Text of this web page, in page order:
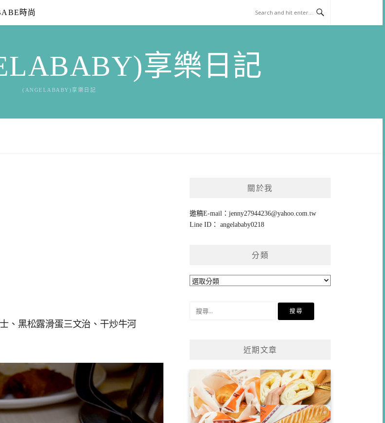
時尚
享樂日記
(ANGELABABY)享樂日記
、黑松露滑蛋三文治、干炒牛河
關於我
邀稿E-mail：jenny27944236@yahoo.com.tw
Line ID： angelababy0218
分類
分
近期文章